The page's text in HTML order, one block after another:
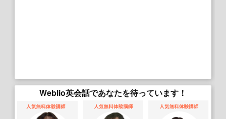
Weblio英会話であなたを待っています！